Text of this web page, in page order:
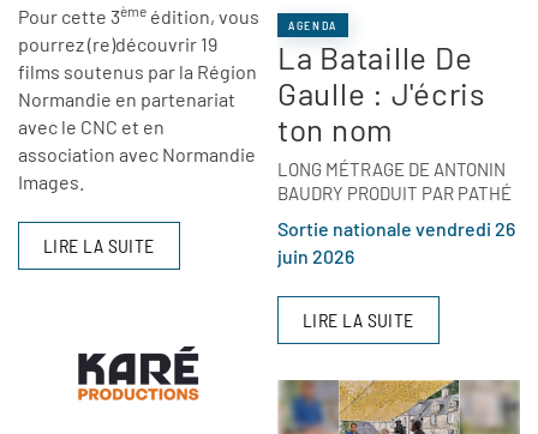
Pour cette 3ème édition, vous
pourrez (re)découvrir 19
films soutenus par la Région
Normandie en partenariat
avec le CNC et en
association avec Normandie
Images.
LIRE LA SUITE
AGENDA
La Bataille De
Gaulle : J'écris
ton nom
LONG MÉTRAGE DE ANTONIN
BAUDRY PRODUIT PAR PATHÉ
Sortie nationale vendredi 26
juin 2026
LIRE LA SUITE